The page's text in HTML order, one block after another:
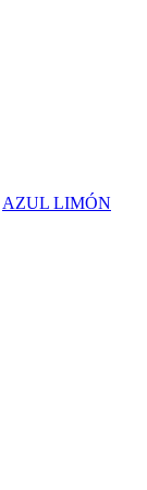
AZUL LIMÓN